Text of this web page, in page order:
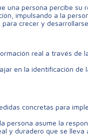
una persona percibe
impulsando a la
crecer y
real a través
en la identificación
concretas para
persona asume la
y duradero que se